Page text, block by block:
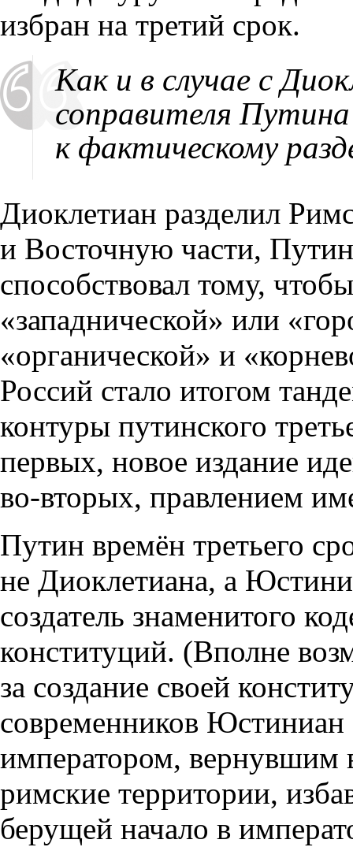
избран на третий срок.
Как и в случае с
соправителя
к фактическому
Диоклетиан разделил
и Восточную части,
способствовал тому,
«западнической» или
«органической» и
Россий стало итогом
контуры путинского
первых, новое издание
во-вторых, правлением
Путин времён третьего
не Диоклетиана, а
создатель знаменитого
конституций. (Вполне
за создание своей
современников Юстиниан
императором, вернувшим
римские территории,
берущей начало в